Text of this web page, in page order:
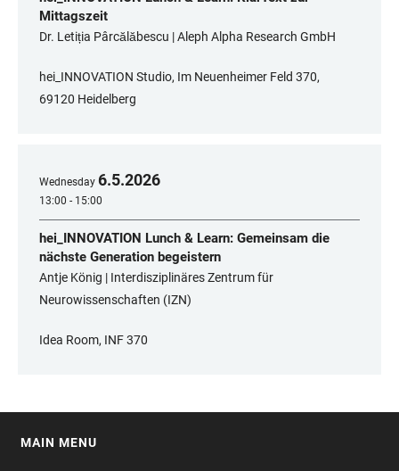
Mittagszeit
Dr. Letiția Pârcălăbescu | Aleph Alpha Research GmbH
hei_INNOVATION Studio, Im Neuenheimer Feld 370,
69120 Heidelberg
Wednesday 6.5.2026
13:00 - 15:00
hei_INNOVATION Lunch & Learn: Gemeinsam die
nächste Generation begeistern
Antje König | Interdisziplinäres Zentrum für
Neurowissenschaften (IZN)
Idea Room, INF 370
MAIN MENU